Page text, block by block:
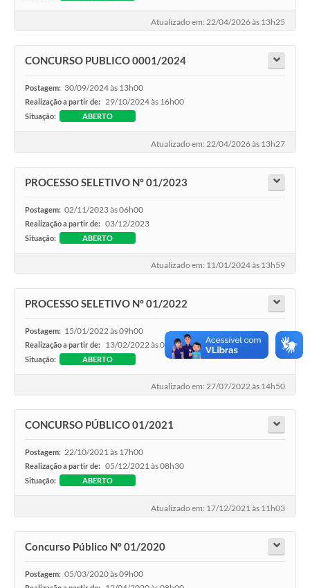
Atualizado em: 22/04/2026 às 13h25
CONCURSO PUBLICO 0001/2024
Postagem: 30/09/2024 às 13h00
Realização a partir de: 29/10/2024 às 16h00
Situação: ABERTO
Atualizado em: 22/04/2026 às 13h27
PROCESSO SELETIVO Nº 01/2023
Postagem: 02/11/2023 às 06h00
Realização a partir de: 03/12/2023
Situação: ABERTO
Atualizado em: 11/01/2024 às 13h59
PROCESSO SELETIVO Nº 01/2022
Postagem: 15/01/2022 às 09h00
Realização a partir de: 13/02/2022 às 08h00
Situação: ABERTO
Atualizado em: 27/07/2022 às 14h50
CONCURSO PÚBLICO 01/2021
Postagem: 22/10/2021 às 17h00
Realização a partir de: 05/12/2021 às 08h30
Situação: ABERTO
Atualizado em: 17/12/2021 às 11h03
Concurso Público Nº 01/2020
Postagem: 05/03/2020 às 09h00